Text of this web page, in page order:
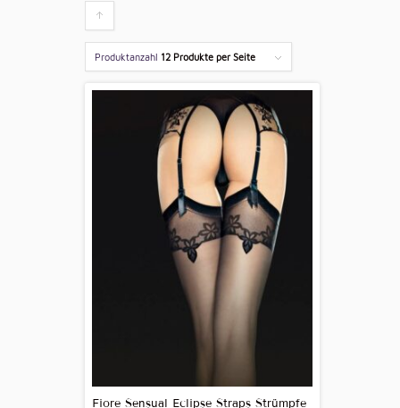
um
die
Produktanzahl 12 Produkte per Seite
Fiore Sensual Eclipse Straps Strümpfe